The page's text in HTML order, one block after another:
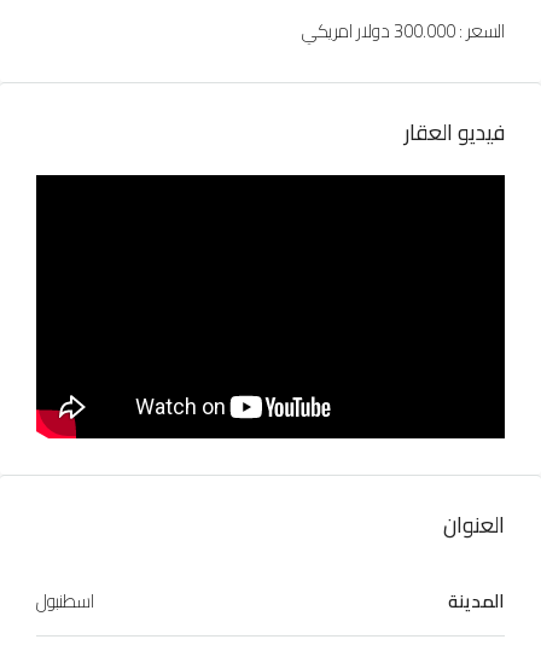
السعر : 300.000 دولار امريكي
فيديو العقار
العنوان
المدينة
اسطنبول